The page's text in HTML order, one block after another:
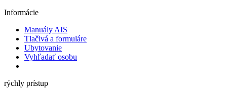
Informácie
Manuály AIS
Tlačivá a formuláre
Ubytovanie
Vyhľadať osobu
rýchly prístup